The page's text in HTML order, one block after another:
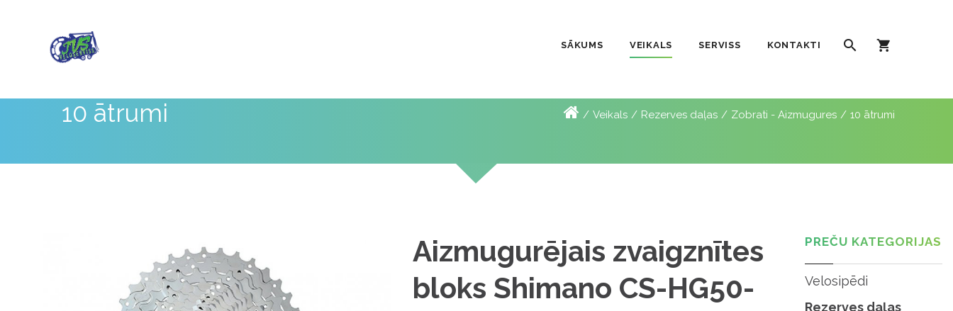
SĀKUMS VEIKALS SERVISS KONTAKTI
10 ātrumi Veikals Rezerves daļas Zobrati - Aizmugures 10 ātrumi
Aizmugurējais zvaigznītes
bloks Shimano CS-HG50-
PREČU KATEGORIJAS
Velosipēdi
Rezerves daļas